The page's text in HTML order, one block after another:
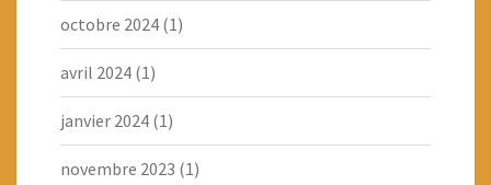
octobre 2024 (1)
avril 2024 (1)
janvier 2024 (1)
novembre 2023 (1)